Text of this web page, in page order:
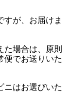
が、お届けま
た場合は、原則
便でお送りいた
ニはお選びいた